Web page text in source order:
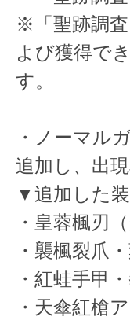
※「聖跡調
よび獲得で
す。
・ノーマル
追加し、出
▼追加した
・皇蓉楓刃（
・襲楓裂爪
・紅蛙手甲
・天傘紅槍